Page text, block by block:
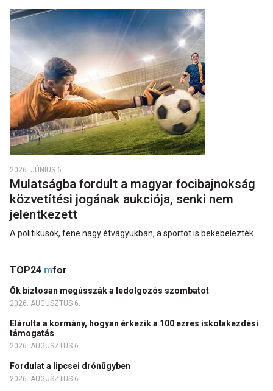
2026. JÚNIUS 6.
Mulatságba fordult a magyar focibajnokság
közvetítési jogának aukciója, senki nem
jelentkezett
A politikusok, fene nagy étvágyukban, a sportot is bekebelezték.
TOP24 mfor
Ők biztosan megússzák a ledolgozós szombatot
2026. AUGUSZTUS 6.
Elárulta a kormány, hogyan érkezik a 100 ezres iskolakezdési
támogatás
2026. AUGUSZTUS 6.
Fordulat a lipcsei drónügyben
2026. AUGUSZTUS 6.